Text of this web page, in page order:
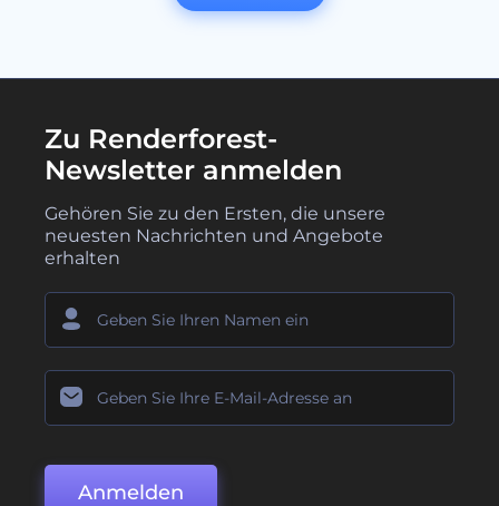
Zu Renderforest-
Newsletter anmelden
Gehören Sie zu den Ersten, die unsere
neuesten Nachrichten und Angebote
erhalten
Anmelden